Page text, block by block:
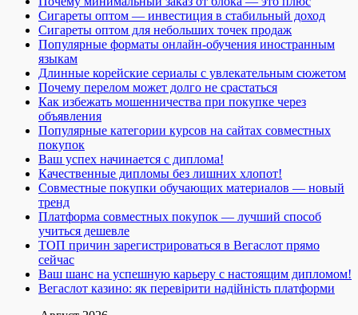
Сигареты оптом — инвестиция в стабильный доход
Сигареты оптом для небольших точек продаж
Популярные форматы онлайн-обучения иностранным
языкам
Длинные корейские сериалы с увлекательным сюжетом
Почему перелом может долго не срастаться
Как избежать мошенничества при покупке через
объявления
Популярные категории курсов на сайтах совместных
покупок
Ваш успех начинается с диплома!
Качественные дипломы без лишних хлопот!
Совместные покупки обучающих материалов — новый
тренд
Платформа совместных покупок — лучший способ
учиться дешевле
ТОП причин зарегистрироваться в Вегаслот прямо
сейчас
Ваш шанс на успешную карьеру с настоящим дипломом!
Вегаслот казино: як перевірити надійність платформи